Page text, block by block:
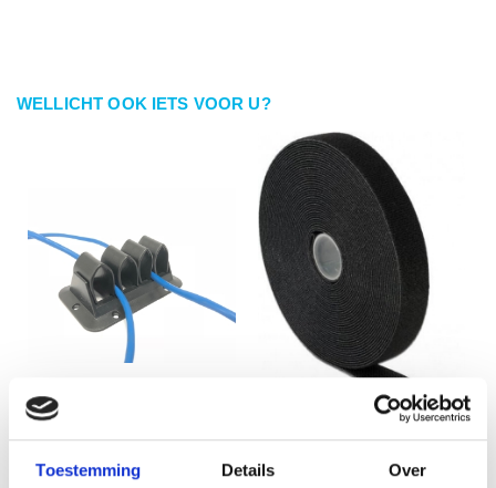
Toestemming Details Over
WELLICHT OOK IETS VOOR U?
Cable grip klein zwart
Klittenband op rol 25
meter, kleur zwart 13mm